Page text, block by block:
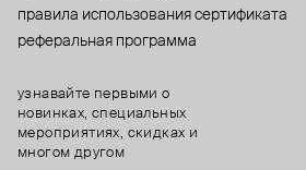
правила использования сертификата
реферальная программа
узнавайте первыми о
новинках, специальных
мероприятиях, скидках и
многом другом